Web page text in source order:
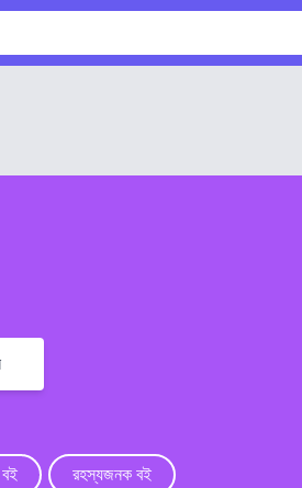
রহস্যজনক বই